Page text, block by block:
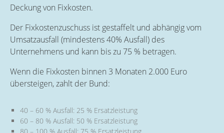
Deckung von Fixkosten.
Der Fixkostenzuschuss ist gestaffelt und abhängig vom
Umsatzausfall (mindestens 40% Ausfall) des
Unternehmens und kann bis zu 75 % betragen.
Wenn die Fixkosten binnen 3 Monaten 2.000 Euro
übersteigen, zahlt der Bund:
40 – 60 % Ausfall: 25 % Ersatzleistung
60 – 80 % Ausfall: 50 % Ersatzleistung